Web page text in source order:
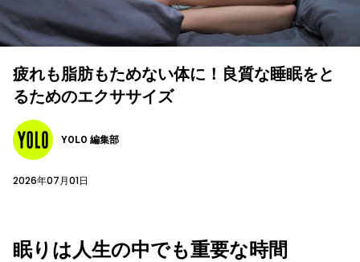
疲れも脂肪もためない体に！良質な睡眠をと
るためのエクササイズ
YOLO 編集部
2026年07月01日
眠りは人生の中でも重要な時間